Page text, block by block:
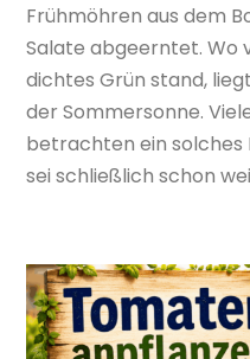
Frühmöhren aus dem
Salate abgeerntet. Wo
dichtes Grün stand,
der Sommersonne.
betrachten ein solches
sei schließlich schon